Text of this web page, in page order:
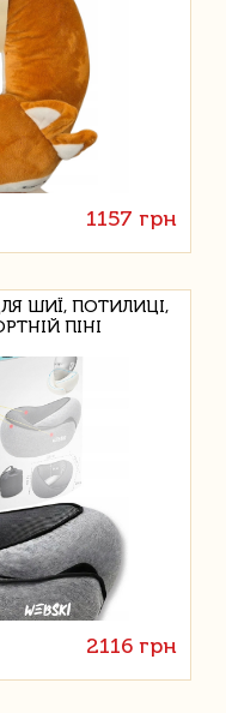
1157 грн
ШИЇ, ПОТИЛИЦІ,
ПІНІ
2116 грн